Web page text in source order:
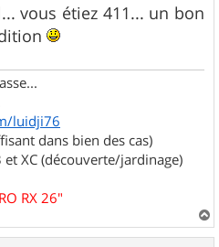
vous étiez 411... un bon
luidji76
dans bien des cas)
et XC (découverte/jardinage)
RX 26"
a